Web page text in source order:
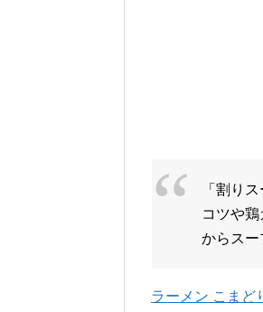
「割り
コツや
からスー
ラーメン こまど